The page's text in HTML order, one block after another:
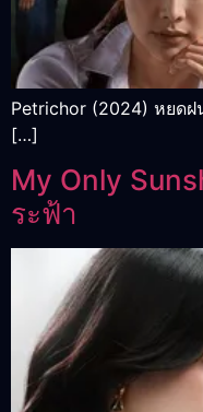
Petrichor (2024) หยด
[…]
My Only
ระฟ้า